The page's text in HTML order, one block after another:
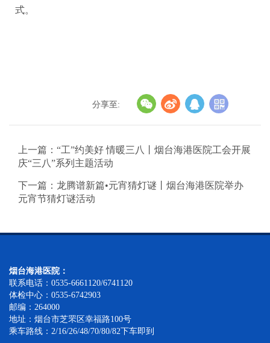
式。
分享至:
上一篇：“工”约美好 情暖三八丨烟台海港医院工会开展
庆“三八”系列主题活动
下一篇：龙腾谱新篇•元宵猜灯谜丨烟台海港医院举办
元宵节猜灯谜活动
烟台海港医院：
联系电话：0535-6661120/6741120
体检中心：0535-6742903
邮编：264000
地址：烟台市芝罘区幸福路100号
乘车路线：2/16/26/48/70/80/82下车即到